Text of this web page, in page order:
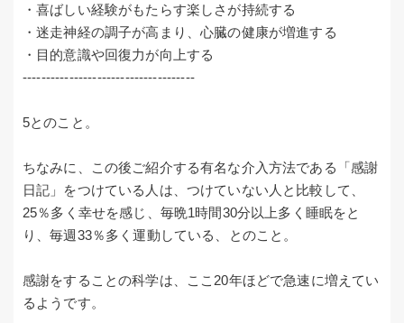
・喜ばしい経験がもたらす楽しさが持続する
・迷走神経の調子が高まり、心臓の健康が増進する
・目的意識や回復力が向上する
-------------------------------------
5とのこと。
ちなみに、この後ご紹介する有名な介入方法である「感謝
日記」をつけている人は、つけていない人と比較して、
25％多く幸せを感じ、毎晩1時間30分以上多く睡眠をと
り、毎週33％多く運動している、とのこと。
感謝をすることの科学は、ここ20年ほどで急速に増えてい
るようです。